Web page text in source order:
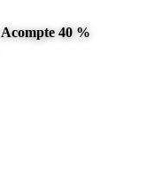
Acompte 40 %